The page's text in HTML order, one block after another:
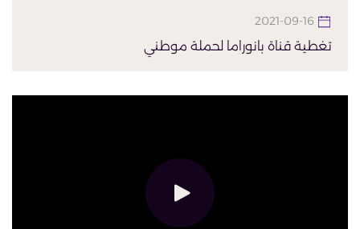
تغطية قناة بانوراما لحملة موطني